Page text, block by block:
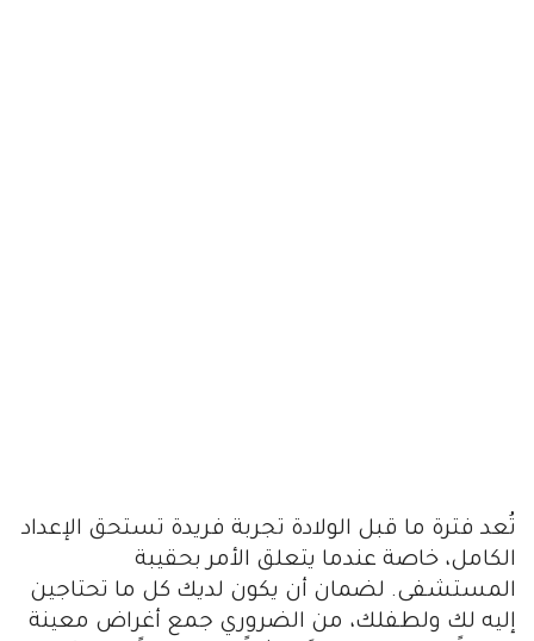
تُعد فترة ما قبل الولادة تجربة فريدة تستحق الإعداد
الكامل، خاصة عندما يتعلق الأمر بحقيبة
المستشفى. لضمان أن يكون لديك كل ما تحتاجين
إليه لك ولطفلك، من الضروري جمع أغراض معينة